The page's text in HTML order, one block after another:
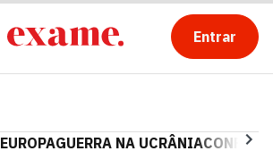
Entrar
EUROPAGUERRA NA UCRÂNIA